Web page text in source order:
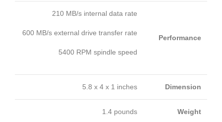
Performance
210 MB/s internal data rate
600 MB/s external drive transfer rate
5400 RPM spindle speed
Dimension
5.8 x 4 x 1 inches
Weight
1.4 pounds